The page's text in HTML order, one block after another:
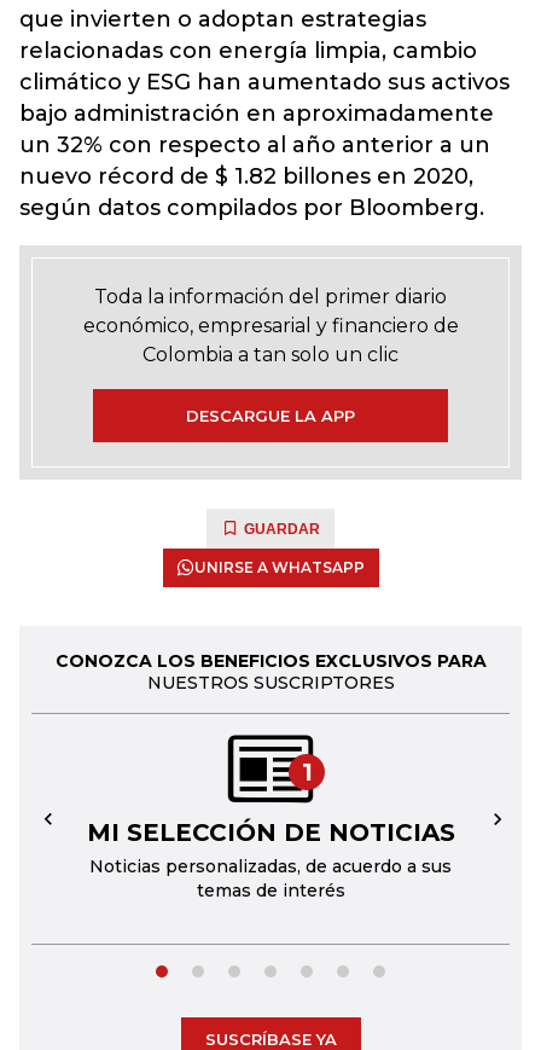
que invierten o adoptan estrategias
relacionadas con energía limpia, cambio
climático y ESG han aumentado sus activos
bajo administración en aproximadamente
un 32% con respecto al año anterior a un
nuevo récord de $ 1.82 billones en 2020,
según datos compilados por Bloomberg.
Toda la información del primer diario
económico, empresarial y financiero de
Colombia a tan solo un clic
DESCARGUE LA APP
GUARDAR
UNIRSE A WHATSAPP
CONOZCA LOS BENEFICIOS EXCLUSIVOS PARA
NUESTROS SUSCRIPTORES
1
MI SELECCIÓN DE NOTICIAS
Noticias personalizadas, de acuerdo a sus
temas de interés
← →
SUSCRÍBASE YA